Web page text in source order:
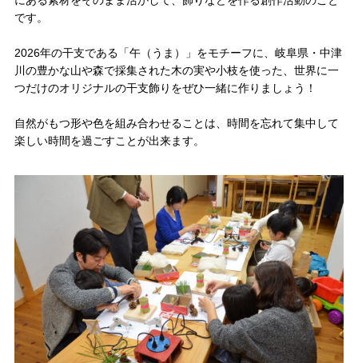
暮らしの実例集
新着情報
ブログ・家づくりコラム
スタッフ紹介
SDGsへの取り組み
会社概要
よくある質問
求人情報
です。
2026年の干支である「午（うま）」をモチーフに、岐阜県・中津
川の豊かな山や森で採集された木の実や小枝を使った、世界に一
つだけのオリジナルの干支飾りをぜひ一緒に作りましょう！
自然がもつ形や色を組み合わせることは、時間を忘れて集中して
楽しい時間を過ごすことが出来ます。